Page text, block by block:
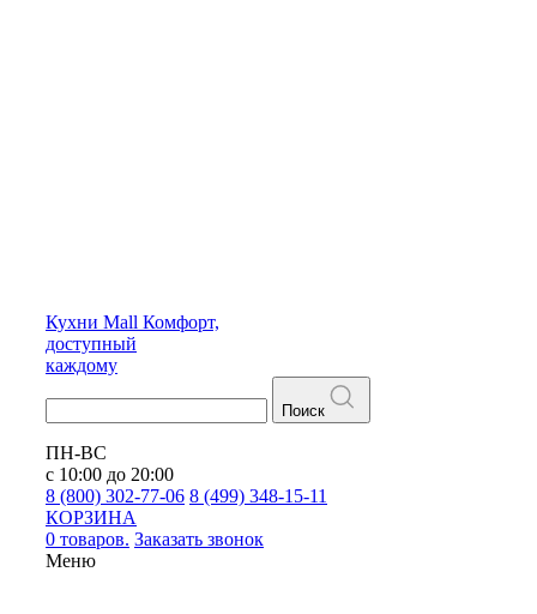
Кухни Mall Комфорт,
доступный
каждому
Поиск
ПН-ВС
с 10:00 до 20:00
8 (800) 302-77-06 8 (499) 348-15-11
КОРЗИНА
0 товаров. Заказать звонок
Меню